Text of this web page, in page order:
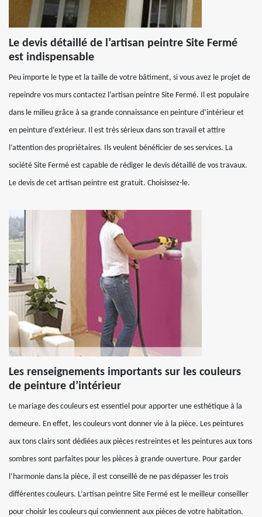
Le devis détaillé de l’artisan peintre Site Fermé
est indispensable
Peu importe le type et la taille de votre bâtiment, si vous avez le projet de
repeindre vos murs contactez l’artisan peintre Site Fermé. Il est populaire
dans le milieu grâce à sa grande connaissance en peinture d’intérieur et
en peinture d’extérieur. Il est très sérieux dans son travail et attire
l’attention des propriétaires. Ils veulent bénéficier de ses services. La
société Site Fermé est capable de rédiger le devis détaillé de vos travaux.
Le devis de cet artisan peintre est gratuit. Choisissez-le.
Les renseignements importants sur les couleurs
de peinture d’intérieur
Le mariage des couleurs est essentiel pour apporter une esthétique à la
demeure. En effet, les couleurs vont donner vie à la pièce. Les peintures
aux tons clairs sont dédiées aux pièces restreintes et les peintures aux tons
sombres sont parfaites pour les pièces à grande ouverture. Pour garder
l’harmonie dans la pièce, il est conseillé de ne pas dépasser les trois
différentes couleurs. L’artisan peintre Site Fermé est le meilleur conseiller
pour choisir les couleurs qui conviennent aux pièces de votre habitation.